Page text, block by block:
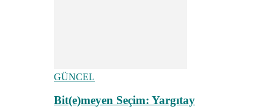
GÜNCEL
Bit(e)meyen Seçim: Yargıtay